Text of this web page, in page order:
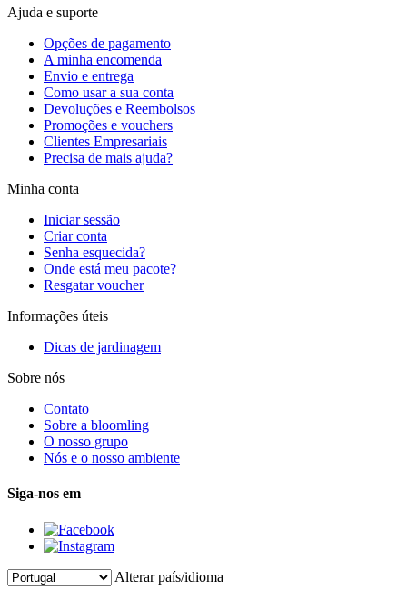
Ajuda e suporte
Opções de pagamento
A minha encomenda
Envio e entrega
Como usar a sua conta
Devoluções e Reembolsos
Promoções e vouchers
Clientes Empresariais
Precisa de mais ajuda?
Minha conta
Iniciar sessão
Criar conta
Senha esquecida?
Onde está meu pacote?
Resgatar voucher
Informações úteis
Dicas de jardinagem
Sobre nós
Contato
Sobre a bloomling
O nosso grupo
Nós e o nosso ambiente
Siga-nos em
Alterar país/idioma